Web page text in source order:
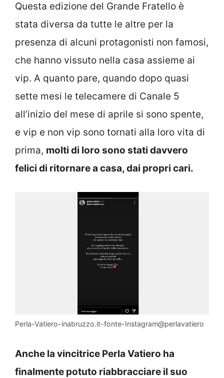
Questa edizione del Grande Fratello è
stata diversa da tutte le altre per la
presenza di alcuni protagonisti non famosi,
che hanno vissuto nella casa assieme ai
vip. A quanto pare, quando dopo quasi
sette mesi le telecamere di Canale 5
all’inizio del mese di aprile si sono spente,
e vip e non vip sono tornati alla loro vita di
prima, molti di loro sono stati davvero
felici di ritornare a casa, dai propri cari.
Perla-Vatiero-inabruzzo.it-fonte-Instagram@perlavatiero
Anche la vincitrice Perla Vatiero ha
finalmente potuto riabbracciare il suo